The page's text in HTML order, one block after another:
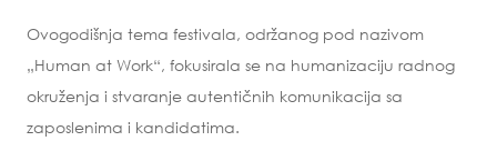
Ovogodišnja tema festivala, održanog pod nazivom
„Human at Work“, fokusirala se na humanizaciju radnog
okruženja i stvaranje autentičnih komunikacija sa
zaposlenima i kandidatima.